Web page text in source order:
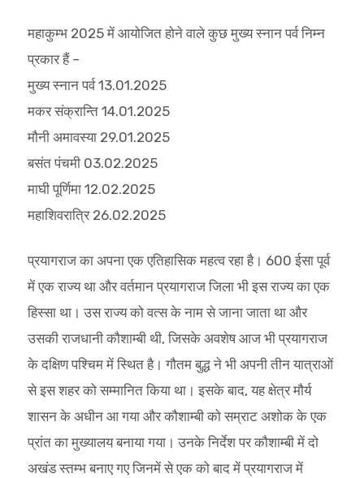
महाकुम्भ 2025 में आयोजित होने वाले कुछ मुख्य स्नान पर्व निम्न
प्रकार हैं –
मुख्य स्नान पर्व 13.01.2025
मकर संक्रान्ति 14.01.2025
मौनी अमावस्या 29.01.2025
बसंत पंचमी 03.02.2025
माघी पूर्णिमा 12.02.2025
महाशिवरात्रि 26.02.2025
प्रयागराज का अपना एक एतिहासिक महत्व रहा है। 600 ईसा पूर्व
में एक राज्य था और वर्तमान प्रयागराज जिला भी इस राज्य का एक
हिस्सा था। उस राज्य को वत्स के नाम से जाना जाता था और
उसकी राजधानी कौशाम्बी थी, जिसके अवशेष आज भी प्रयागराज
के दक्षिण पश्चिम में स्थित है। गौतम बुद्ध ने भी अपनी तीन यात्राओं
से इस शहर को सम्मानित किया था। इसके बाद, यह क्षेत्र मौर्य
शासन के अधीन आ गया और कौशाम्बी को सम्राट अशोक के एक
प्रांत का मुख्यालय बनाया गया। उनके निर्देश पर कौशाम्बी में दो
अखंड स्तम्भ बनाए गए जिनमें से एक को बाद में प्रयागराज में